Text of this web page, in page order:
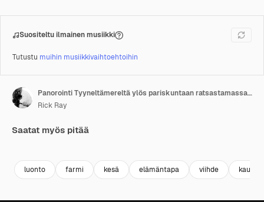
Suositeltu ilmainen musiikki
Tutustu muihin musiikkivaihtoehtoihin
Panorointi Tyyneltämereltä ylös pariskuntaan ratsastamassa hevosilla polulla maatilalla Santa Barbarassa, Kaliforniassa.
Rick Ray
Saatat myös pitää
luonto farmi kesä elämäntapa viihde kaunis